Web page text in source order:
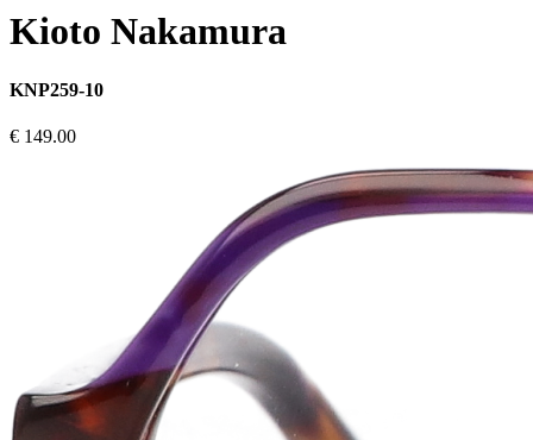
Kioto Nakamura
KNP259-10
€ 149.00